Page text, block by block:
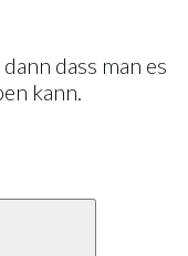
dass man es
kann.